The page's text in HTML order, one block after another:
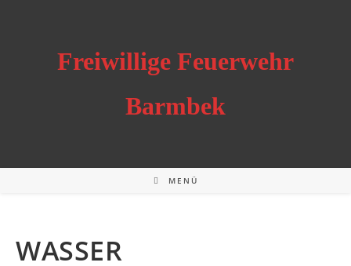
Freiwillige Feuerwehr
Barmbek
MENÜ
WASSER